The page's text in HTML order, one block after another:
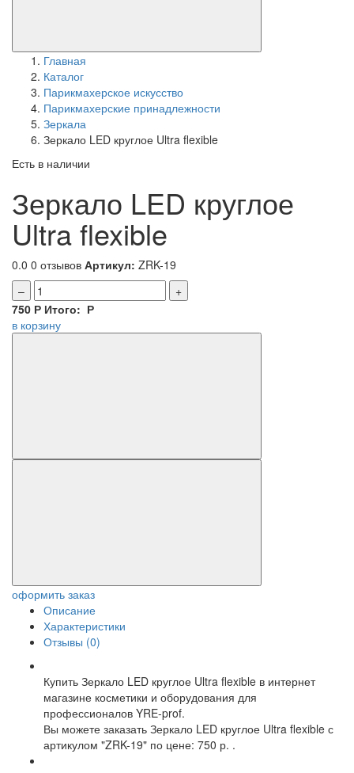
Главная
Каталог
Парикмахерское искусство
Парикмахерские принадлежности
Зеркала
Зеркало LED круглое Ultra flexible
Есть в наличии
Зеркало LED круглое
Ultra flexible
0.0 0 отзывов Артикул: ZRK-19
–
+
750 Р Итого: Р
в корзину
оформить заказ
Описание
Характеристики
Отзывы (0)
Купить Зеркало LED круглое Ultra flexible в интернет
магазине косметики и оборудования для
профессионалов YRE-prof.
Вы можете заказать Зеркало LED круглое Ultra flexible с
артикулом "ZRK-19" по цене: 750 р. .